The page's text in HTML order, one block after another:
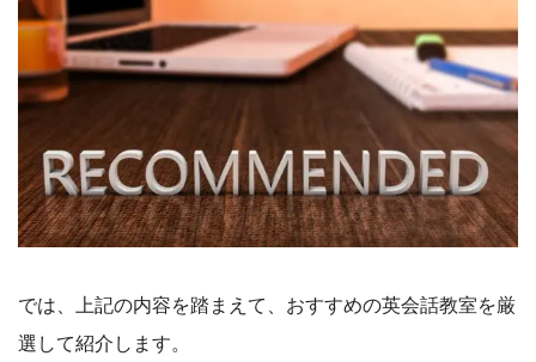
では、上記の内容を踏まえて、おすすめの英会話教室を厳
選して紹介します。